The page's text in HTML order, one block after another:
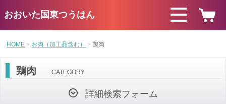
おおいた国東つうはん
HOME お肉（加工品含む） 鶏肉
鶏肉 CATEGORY
詳細検索フォーム